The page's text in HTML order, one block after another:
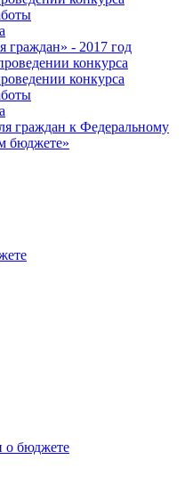
граждан» - 2017 год
конкурса
конкурса
граждан к Федеральному
бюджете»
о бюджете